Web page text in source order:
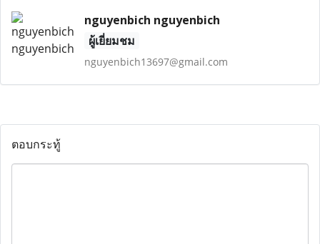
nguyenbich nguyenbich
ผู้เยี่ยมชม
nguyenbich13697@gmail.com
ตอบกระทู้